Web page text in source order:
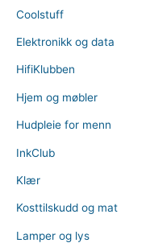
Coolstuff
Elektronikk og data
HifiKlubben
Hjem og møbler
Hudpleie for menn
InkClub
Klær
Kosttilskudd og mat
Lamper og lys